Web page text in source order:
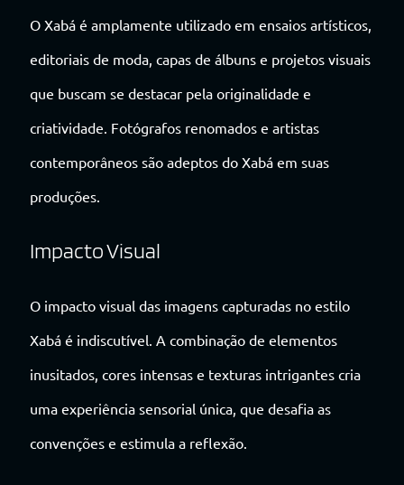
O Xabá é amplamente utilizado em ensaios artísticos,
editoriais de moda, capas de álbuns e projetos visuais
que buscam se destacar pela originalidade e
criatividade. Fotógrafos renomados e artistas
contemporâneos são adeptos do Xabá em suas
produções.
Impacto Visual
O impacto visual das imagens capturadas no estilo
Xabá é indiscutível. A combinação de elementos
inusitados, cores intensas e texturas intrigantes cria
uma experiência sensorial única, que desafia as
convenções e estimula a reflexão.